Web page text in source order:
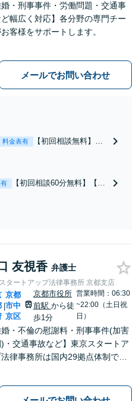
婚・刑事事件・労働問題・交通事
幅広く対応】各分野の専門チー
客様をサポートします。
メールでお問い合わせ
料金表有
【初回相談無料】あ
は電話・メールで状
況を丁寧にお聞きし
さい。【リーズナブ
ルな料金設定】
【初回相談60分無料】【全
続税対策等お任せくださ
【解決実績豊富】【電話相
談可】
友視香 弁護士
タートアップ法律事務所 京都支店
|
京都
市中
京区
京都市役所
前駅 から徒
歩1分
営業時間：06:30
~22:00（土日祝
日）
婚・不倫の慰謝料・刑事事件(加害
・交通事故など】東京スタートア
法律事務所は国内29拠点体制で全
性の高い弁護士が寄り添い解決を